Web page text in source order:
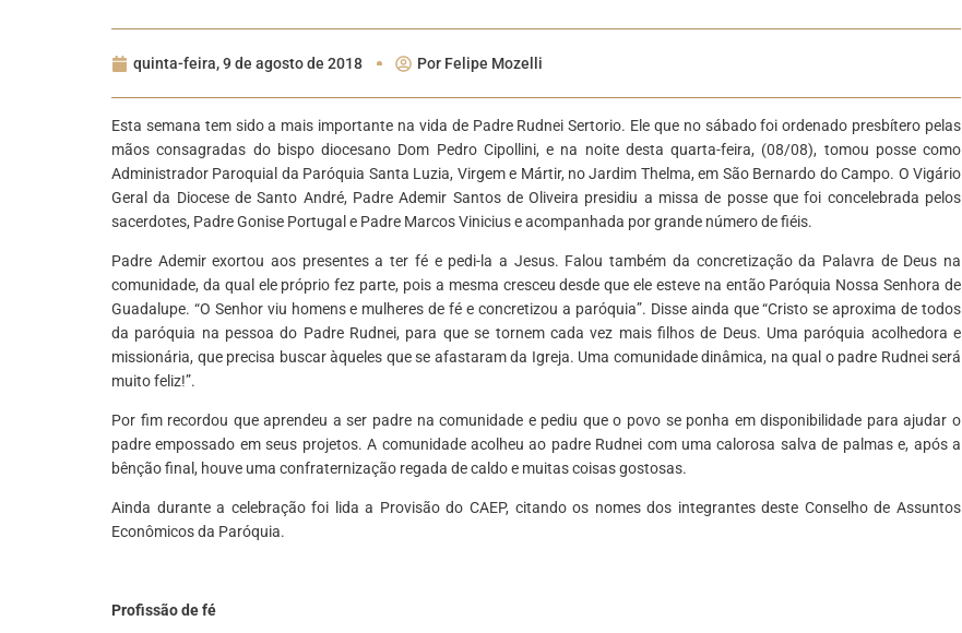
quinta-feira, 9 de agosto de 2018 Por Felipe Mozelli
Esta semana tem sido a mais importante na vida de Padre Rudnei Sertorio. Ele que no sábado foi ordenado presbítero pelas
mãos consagradas do bispo diocesano Dom Pedro Cipollini, e na noite desta quarta-feira, (08/08), tomou posse como
Administrador Paroquial da Paróquia Santa Luzia, Virgem e Mártir, no Jardim Thelma, em São Bernardo do Campo. O Vigário
Geral da Diocese de Santo André, Padre Ademir Santos de Oliveira presidiu a missa de posse que foi concelebrada pelos
sacerdotes, Padre Gonise Portugal e Padre Marcos Vinicius e acompanhada por grande número de fiéis.
Padre Ademir exortou aos presentes a ter fé e pedi-la a Jesus. Falou também da concretização da Palavra de Deus na
comunidade, da qual ele próprio fez parte, pois a mesma cresceu desde que ele esteve na então Paróquia Nossa Senhora de
Guadalupe. “O Senhor viu homens e mulheres de fé e concretizou a paróquia”. Disse ainda que “Cristo se aproxima de todos
da paróquia na pessoa do Padre Rudnei, para que se tornem cada vez mais filhos de Deus. Uma paróquia acolhedora e
missionária, que precisa buscar àqueles que se afastaram da Igreja. Uma comunidade dinâmica, na qual o padre Rudnei será
muito feliz!”.
Por fim recordou que aprendeu a ser padre na comunidade e pediu que o povo se ponha em disponibilidade para ajudar o
padre empossado em seus projetos. A comunidade acolheu ao padre Rudnei com uma calorosa salva de palmas e, após a
bênção final, houve uma confraternização regada de caldo e muitas coisas gostosas.
Ainda durante a celebração foi lida a Provisão do CAEP, citando os nomes dos integrantes deste Conselho de Assuntos
Econômicos da Paróquia.
Profissão de fé